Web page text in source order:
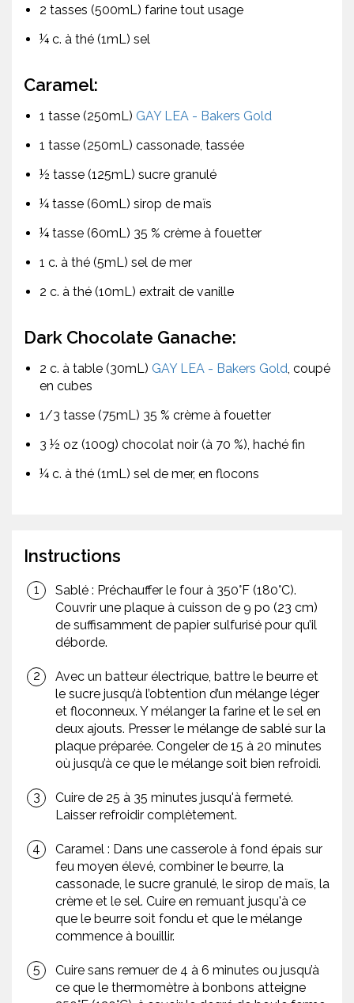
2 tasses (500mL) farine tout usage
¼ c. à thé (1mL) sel
Caramel:
1 tasse (250mL) GAY LEA - Bakers Gold
1 tasse (250mL) cassonade, tassée
½ tasse (125mL) sucre granulé
¼ tasse (60mL) sirop de maïs
¼ tasse (60mL) 35 % crème à fouetter
1 c. à thé (5mL) sel de mer
2 c. à thé (10mL) extrait de vanille
Dark Chocolate Ganache:
2 c. à table (30mL) GAY LEA - Bakers Gold, coupé
en cubes
1/3 tasse (75mL) 35 % crème à fouetter
3 ½ oz (100g) chocolat noir (à 70 %), haché fin
¼ c. à thé (1mL) sel de mer, en flocons
Instructions
Sablé : Préchauffer le four à 350°F (180°C).
Couvrir une plaque à cuisson de 9 po (23 cm)
de suffisamment de papier sulfurisé pour qu’il
déborde.
Avec un batteur électrique, battre le beurre et
le sucre jusqu’à l’obtention d’un mélange léger
et floconneux. Y mélanger la farine et le sel en
deux ajouts. Presser le mélange de sablé sur la
plaque préparée. Congeler de 15 à 20 minutes
où jusqu’à ce que le mélange soit bien refroidi.
Cuire de 25 à 35 minutes jusqu'à fermeté.
Laisser refroidir complètement.
Caramel : Dans une casserole à fond épais sur
feu moyen élevé, combiner le beurre, la
cassonade, le sucre granulé, le sirop de maïs, la
crème et le sel. Cuire en remuant jusqu'à ce
que le beurre soit fondu et que le mélange
commence à bouillir.
Cuire sans remuer de 4 à 6 minutes ou jusqu’à
ce que le thermomètre à bonbons atteigne